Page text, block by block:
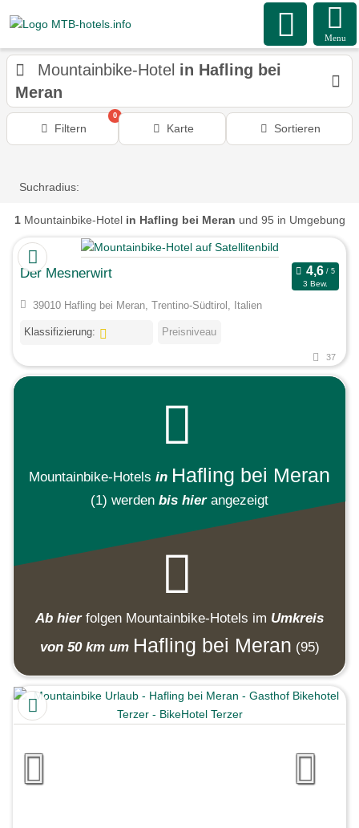
Menu
Mountainbike-Hotel in Hafling bei
Meran
Filtern
0
Karte Sortieren
Suchradius:
1Mountainbike-Hotel in Hafling bei Meran und 95 in Umgebung
Der Mesnerwirt
3 Bew.
39010 Hafling bei Meran, Trentino-Südtirol, Italien
Klassifizierung: Preisniveau
37
Mountainbike-Hotels in Hafling bei Meran
(1) werden bis hierangezeigt
Ab hier folgen Mountainbike-Hotels im Umkreis
von 50 km um Hafling bei Meran (95)